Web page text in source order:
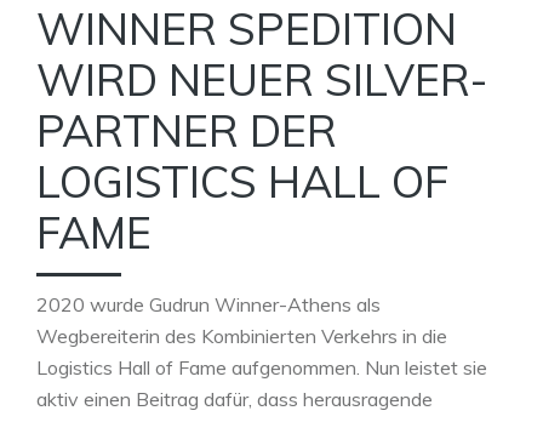
WINNER SPEDITION
WIRD NEUER SILVER-
PARTNER DER
LOGISTICS HALL OF
FAME
2020 wurde Gudrun Winner-Athens als
Wegbereiterin des Kombinierten Verkehrs in die
Logistics Hall of Fame aufgenommen. Nun leistet sie
aktiv einen Beitrag dafür, dass herausragende